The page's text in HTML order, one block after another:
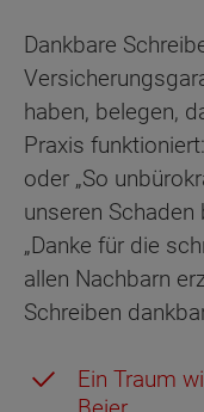
Dankbare
haben, belegen,
Praxis
oder „So
unseren
„Danke für die
allen Nachbarn
Schreiben
Ein Traum